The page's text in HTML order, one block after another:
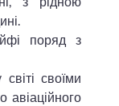
поряд з
своїми
авіаційного